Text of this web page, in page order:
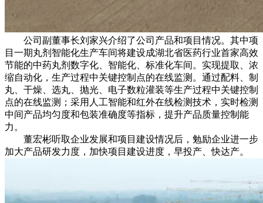
公司副董事长刘家兴介绍了公司产品和项目情况。其中项
目一期丸剂智能化生产车间将建设成湖北省医药行业首家高效
节能的中药丸剂数字化、智能化、标准化车间。实现提取、浓
缩自动化，生产过程中关键控制点的在线监测。通过配料、制
丸、干燥、选丸、抛光、电子数粒灌装等生产过程中关键控制
点的在线监测；采用人工智能和红外在线检测技术，实时检测
中间产品均匀度和包装准确度等指标，提升产品质量控制能
力。
董宏彬听取企业发展和项目建设情况后，勉励企业进一步
加大产品研发力度，加快项目建设进度，早投产、快达产。